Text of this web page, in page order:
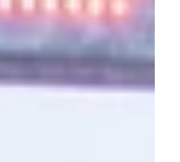
K 2025 en
que reunió
la conciencia social.